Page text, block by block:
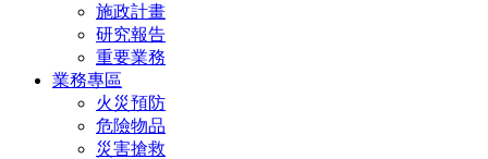
施政計畫
研究報告
重要業務
業務專區
火災預防
危險物品
災害搶救